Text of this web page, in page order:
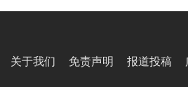
关于我们 免责声明 报道投稿